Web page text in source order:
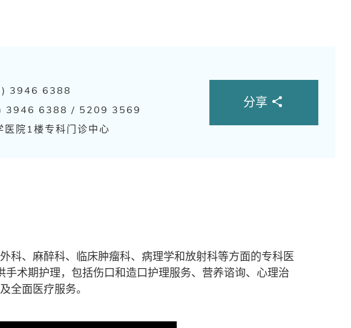
3946 6388
3946 6388 / 5209 3569
医院1楼专科门诊中心
分享
科、麻醉科、临床肿瘤科、病理学和放射科等方面的专科医
术期护理，包括伤口和造口护理服务、营养谘询、心理治
全面医疗服务。